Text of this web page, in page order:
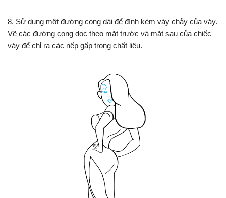
8. Sử dụng một đường cong dài để đính kèm váy chảy của váy.
Vẽ các đường cong dọc theo mặt trước và mặt sau của chiếc
váy để chỉ ra các nếp gấp trong chất liệu.